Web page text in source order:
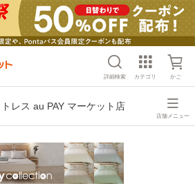
詳細検索 カテゴリ かご
レス au PAY マーケット店
店舗メニュー